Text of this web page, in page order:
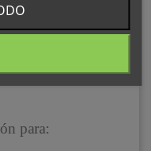
Para su
para: